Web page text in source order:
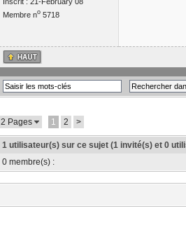
Membre no5718
2 Pages 1 2 >
1 utilisateur(s) sur ce sujet (1 invité(s) et 0
0 membre(s) :